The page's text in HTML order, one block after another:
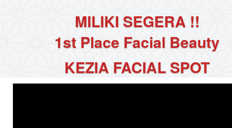
MILIKI SEGERA !!
1st Place Facial Beauty
KEZIA FACIAL SPOT